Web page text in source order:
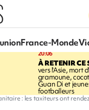
France-Monde
20:06
À RETENIR CE
vers l'Asie, mort
gramoune,
Guan Di et
footballeurs
: les taxiteurs ont